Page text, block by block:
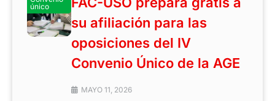
único
su afiliación para las
oposiciones del IV
Convenio Único de la AGE
MAYO 11, 2026